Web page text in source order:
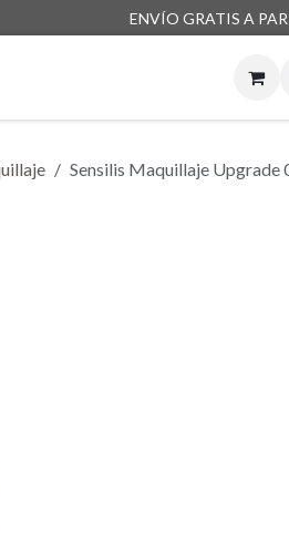
ENVÍO GRATIS A
Encargos
Sensilis Maquillaje Upgrade